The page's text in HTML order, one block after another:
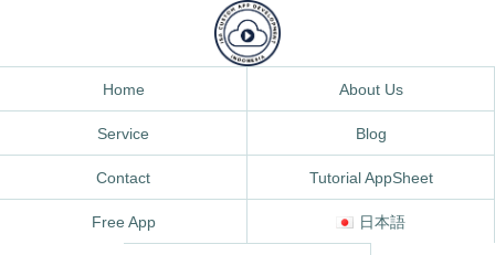
Home About Us
Service Blog
Contact Tutorial AppSheet
Free App 日本語